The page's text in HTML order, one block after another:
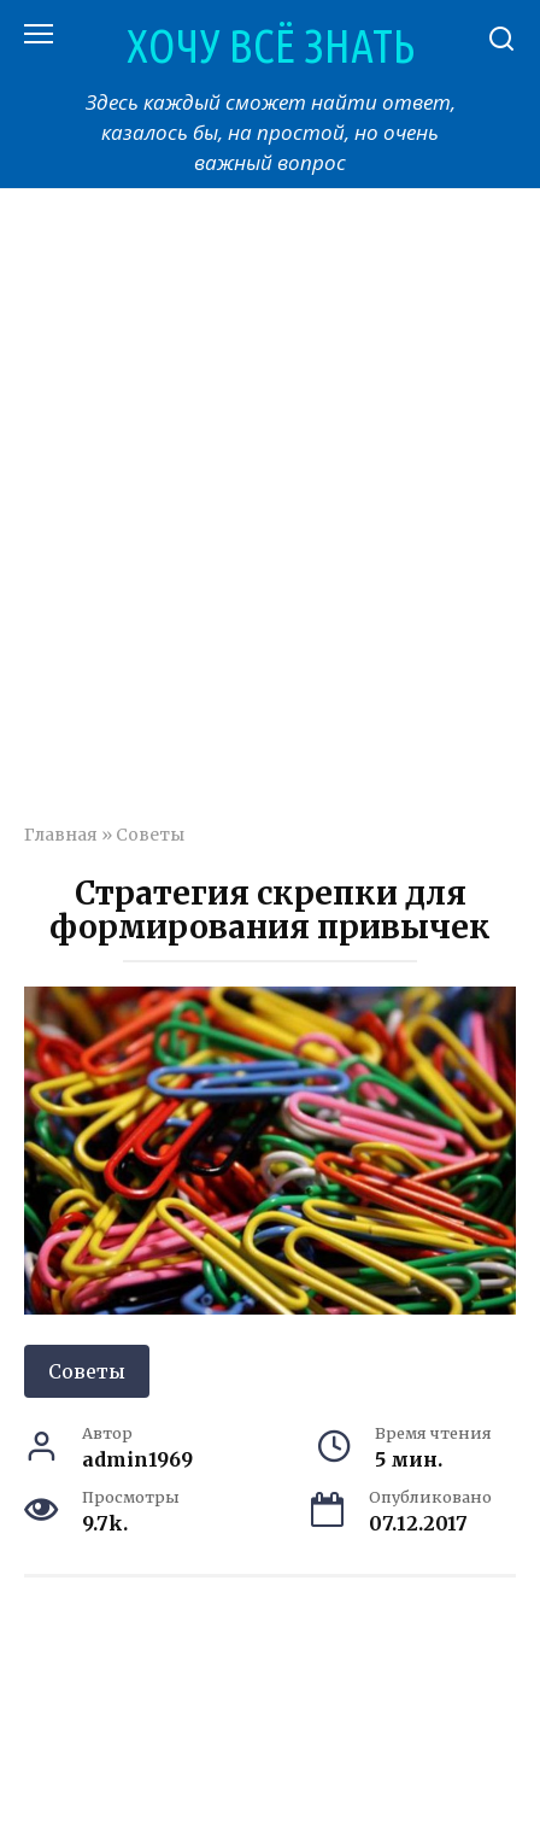
ХОЧУ ВСЁ ЗНАТЬ
Здесь каждый сможет найти ответ,
казалось бы, на простой, но очень
важный вопрос
Главная » Советы
Стратегия скрепки для
формирования привычек
Советы
Автор
admin1969
Время чтения
5 мин.
Просмотры
9.7k.
Опубликовано
07.12.2017